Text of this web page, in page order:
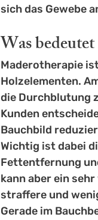
sich das Gewebe
Was
Maderotherapie
Holzelementen.
die Durchblutung
Kunden
Bauchbild
Wichtig ist dabei
Fettentfernung
kann aber ein
straffere und
Gerade im